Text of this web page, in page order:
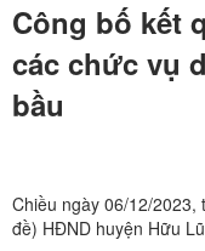
Công bố kết
các chức vụ
bầu
Chiều ngày 06/12/2023,
đề) HĐND huyện Hữu